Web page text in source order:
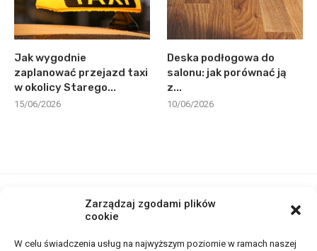
Zarządzaj zgodami plików
cookie
W celu świadczenia usług na najwyższym poziomie w ramach naszej
Jak wygodnie
zaplanować przejazd taxi
w okolicy Starego...
15/06/2026
Deska podłogowa do
salonu: jak porównać ją
z...
10/06/2026